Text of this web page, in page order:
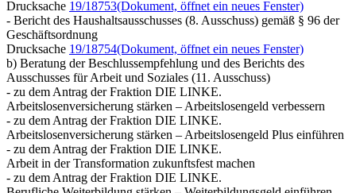
Drucksache 19/18753(Dokument, öffnet ein neues Fenster)
- Bericht des Haushaltsausschusses (8. Ausschuss) gemäß § 96 der
Geschäftsordnung
Drucksache 19/18754(Dokument, öffnet ein neues Fenster)
b) Beratung der Beschlussempfehlung und des Berichts des
Ausschusses für Arbeit und Soziales (11. Ausschuss)
- zu dem Antrag der Fraktion DIE LINKE.
Arbeitslosenversicherung stärken – Arbeitslosengeld verbessern
- zu dem Antrag der Fraktion DIE LINKE.
Arbeitslosenversicherung stärken – Arbeitslosengeld Plus einführen
- zu dem Antrag der Fraktion DIE LINKE.
Arbeit in der Transformation zukunftsfest machen
- zu dem Antrag der Fraktion DIE LINKE.